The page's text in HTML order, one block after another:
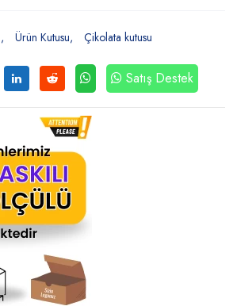
Ürün Kutusu Çikolata kutusu
Satış Destek